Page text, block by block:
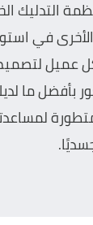
في
عميل
ما